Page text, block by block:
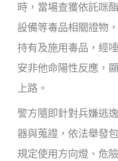
時，當場查獲依託咪
設備等毒品相關證物
持有及施用毒品，經
安非他命陽性反應，
上路。
警方隨即針對兵嫌逃
器與蒐證，依法舉發
規定使用方向燈、危